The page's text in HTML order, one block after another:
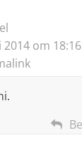
2014 om 18:16